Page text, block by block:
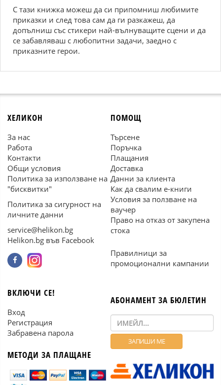
С тази книжка можеш да си припомниш любимите
приказки и след това сам да ги разкажеш, да
допълниш със стикери най-вълнуващите сцени и да
се забавляваш с любопитни задачи, заедно с
приказните герои.
ХЕЛИКОН
За нас
Работа
Контакти
Общи условия
Политика за използване на
"бисквитки"
Политика за сигурност на
личните данни
service@helikon.bg
Helikon.bg във Facebook
ПОМОЩ
Търсене
Поръчка
Плащания
Доставка
Данни за клиента
Как да свалим е-книги
Условия за ползване на
ваучер
Право на отказ от закупена
стока
Правилници за
промоционални кампании
ВКЛЮЧИ СЕ!
Вход
Регистрация
Забравена парола
МЕТОДИ ЗА ПЛАЩАНЕ
АБОНАМЕНТ ЗА БЮЛЕТИН